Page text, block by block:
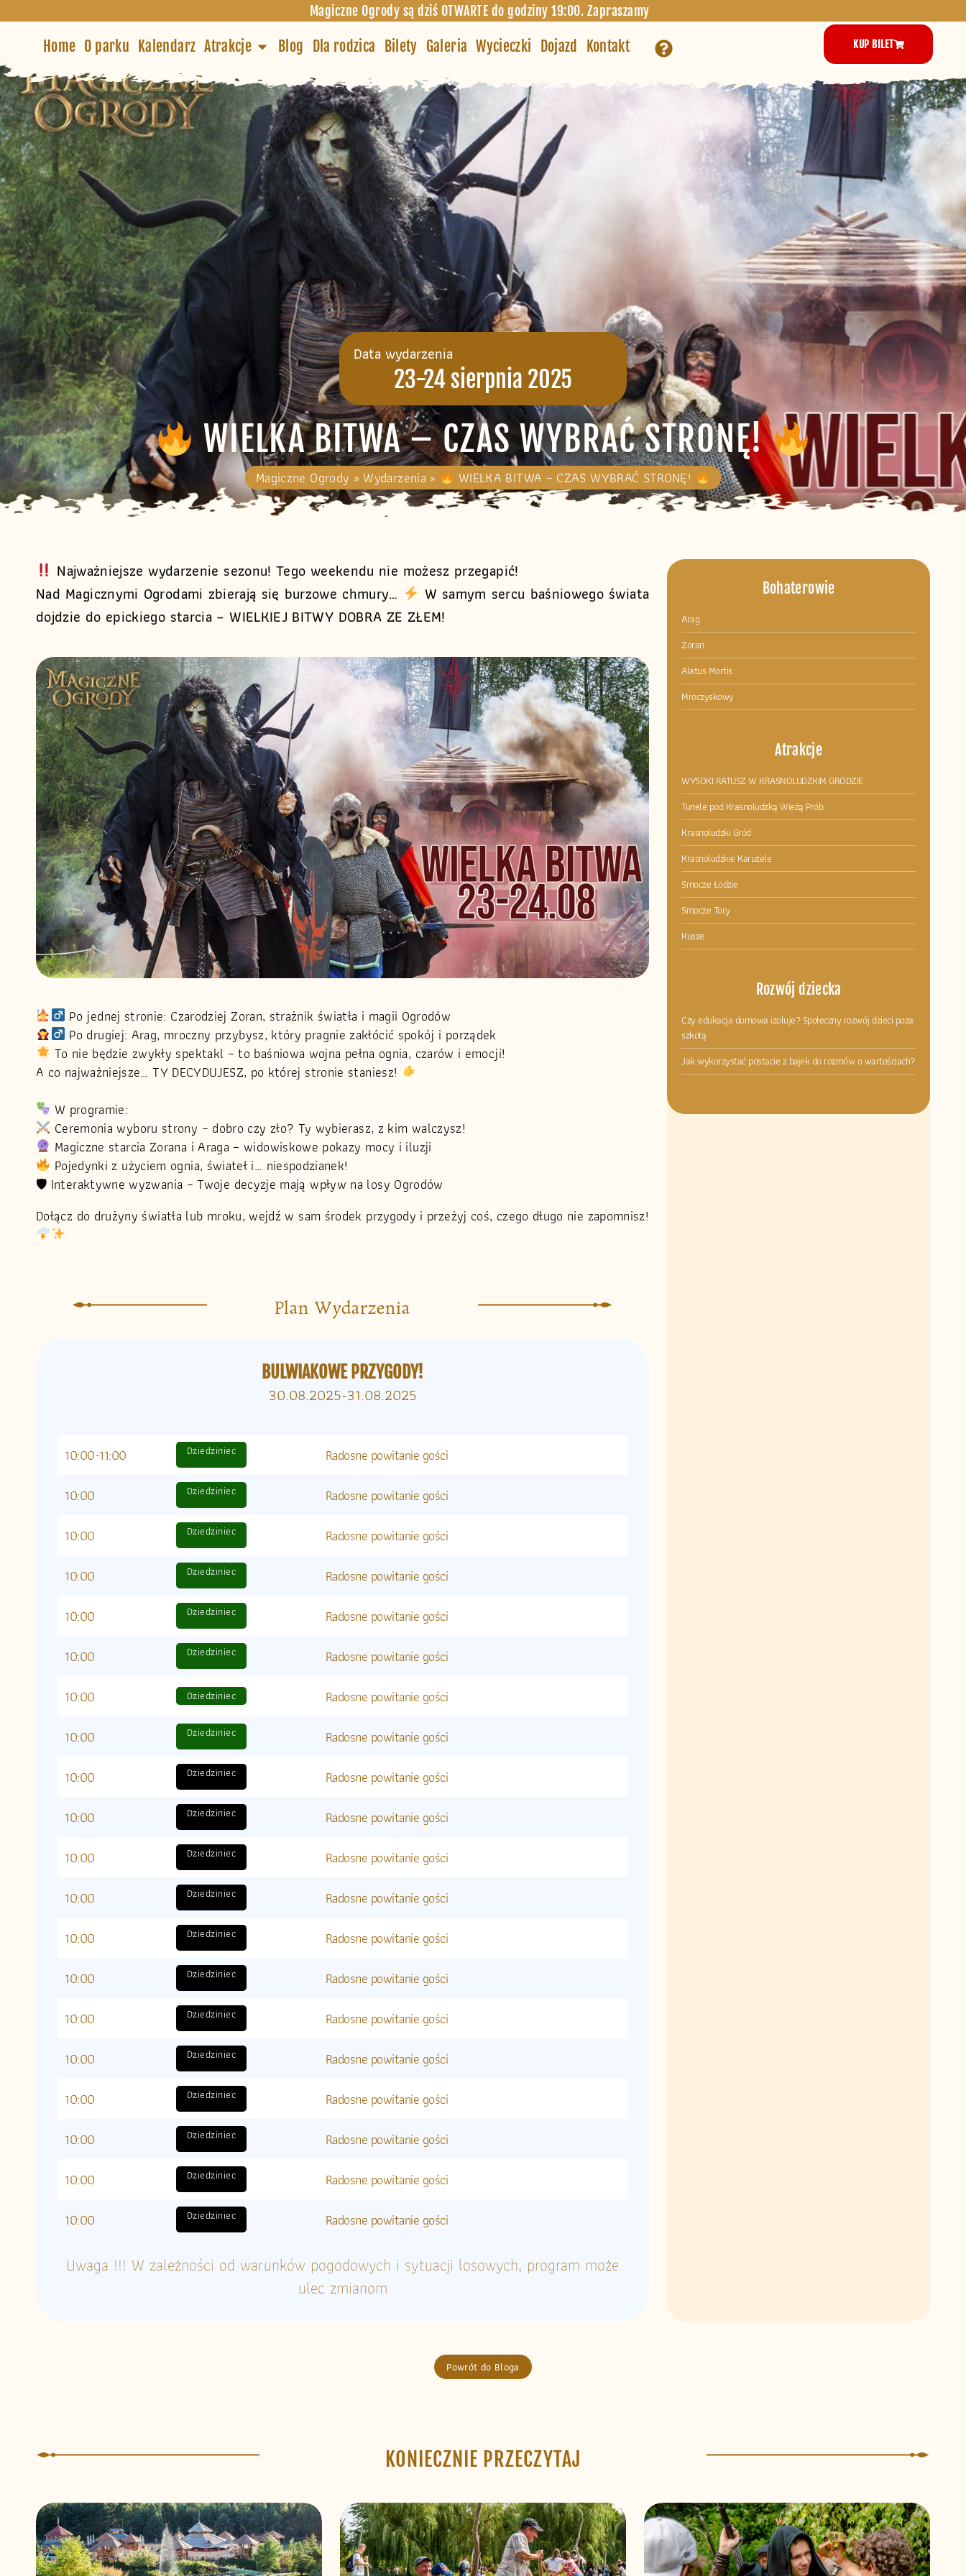
Magiczne Ogrody są dziś OTWARTE do godziny 19:00. Zapraszamy
KUP BILET
Home O parku Kalendarz Atrakcje Blog Dla rodzica Bilety Galeria Wycieczki Dojazd Kontakt
Data wydarzenia
23-24 sierpnia 2025
WIELKA BITWA – CZAS WYBRAĆ STRONĘ!
Magiczne Ogrody » Wydarzenia » WIELKA BITWA – CZAS WYBRAĆ STRONĘ!
Najważniejsze wydarzenie sezonu! Tego weekendu nie możesz przegapić!
Nad Magicznymi Ogrodami zbierają się burzowe chmury…
W samym sercu baśniowego świata
dojdzie do epickiego starcia – WIELKIEJ BITWY DOBRA ZE ZŁEM!
Po jednej stronie: Czarodziej Zoran, strażnik światła i magii Ogrodów
Po drugiej: Arag, mroczny przybysz, który pragnie zakłócić spokój i porządek
To nie będzie zwykły spektakl – to baśniowa wojna pełna ognia, czarów i emocji!
A co najważniejsze… TY DECYDUJESZ, po której stronie staniesz!
W programie:
Ceremonia wyboru strony – dobro czy zło? Ty wybierasz, z kim walczysz!
Magiczne starcia Zorana i Araga – widowiskowe pokazy mocy i iluzji
Pojedynki z użyciem ognia, świateł i… niespodzianek!
🛡 Interaktywne wyzwania – Twoje decyzje mają wpływ na losy Ogrodów
Dołącz do drużyny światła lub mroku, wejdź w sam środek przygody i przeżyj coś, czego długo nie zapomnisz!
Plan Wydarzenia
BULWIAKOWE PRZYGODY!
30.08.2025-31.08.2025
10:00-11:00 Dziedziniec
Radosne powitanie gości
10:00
Dziedziniec
Radosne powitanie gości
10:00
Dziedziniec
Radosne powitanie gości
10:00
Dziedziniec
Radosne powitanie gości
10:00
Dziedziniec
Radosne powitanie gości
10:00
Dziedziniec
Radosne powitanie gości
10:00
Dziedziniec
Radosne powitanie gości
10:00
Dziedziniec
Radosne powitanie gości
10:00
Dziedziniec
Radosne powitanie gości
10:00
Dziedziniec
Radosne powitanie gości
10:00
Dziedziniec
Radosne powitanie gości
10:00
Dziedziniec
Radosne powitanie gości
10:00
Dziedziniec
Radosne powitanie gości
10:00
Dziedziniec
Radosne powitanie gości
10:00
Dziedziniec
Radosne powitanie gości
10:00
Dziedziniec
Radosne powitanie gości
10:00
Dziedziniec
Radosne powitanie gości
10:00
Dziedziniec
Radosne powitanie gości
10:00
Dziedziniec
Radosne powitanie gości
10:00
Dziedziniec Radosne powitanie gości
Uwaga !!! W zależności od warunków pogodowych i sytuacji losowych, program może
ulec zmianom
Bohaterowie
Arag
Zoran
Alatus Mortis
Mroczyskowy
Atrakcje
WYSOKI RATUSZ W KRASNOLUDZKIM GRODZIE
Tunele pod Krasnoludzką Wieżą Prób
Krasnoludzki Gród
Krasnoludzkie Karuzele
Smocze Łodzie
Smocze Tory
Kusze
Rozwój dziecka
Czy edukacja domowa izoluje? Społeczny rozwój dzieci poza
szkołą
Jak wykorzystać postacie z bajek do rozmów o wartościach?
Powrót do Bloga
KONIECZNIE PRZECZYTAJ